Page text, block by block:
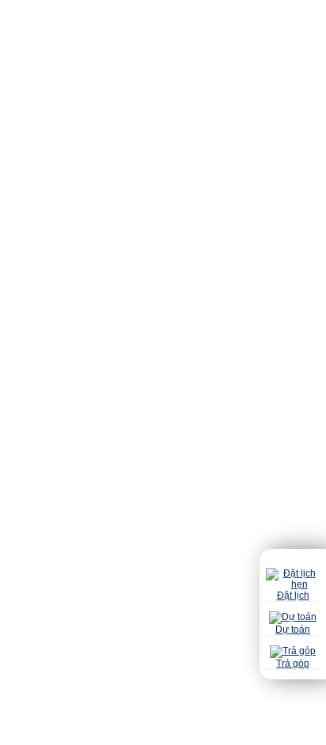
Đặt lịch
Dự toán
Trả góp